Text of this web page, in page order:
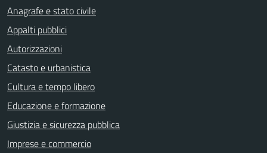
Anagrafe e stato civile
Appalti pubblici
Autorizzazioni
Catasto e urbanistica
Cultura e tempo libero
Educazione e formazione
Giustizia e sicurezza pubblica
Imprese e commercio